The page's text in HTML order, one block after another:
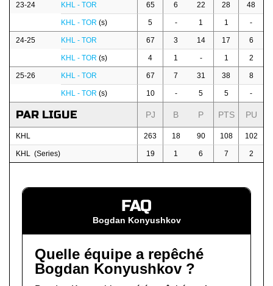
23-24 KHL - TOR 65 6 22 28 48
KHL - TOR (s) 5 - 1 1 -
24-25 KHL - TOR 67 3 14 17 6
KHL - TOR (s) 4 1 - 1 2
25-26 KHL - TOR 67 7 31 38 8
KHL - TOR (s) 10 - 5 5 -
PAR LIGUE PJ B P PTS PU
KHL 263 18 90 108 102
KHL (Series) 19 1 6 7 2
FAQ
Bogdan Konyushkov
Quelle équipe a repêché
Bogdan Konyushkov ?